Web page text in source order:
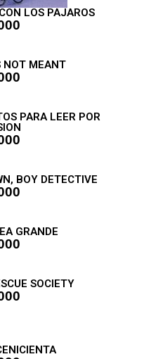
LOS PAJAROS
NOT MEANT
PARA LEER POR
BOY DETECTIVE
GRANDE
SOCIETY